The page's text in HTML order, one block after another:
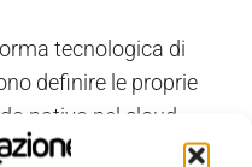
tecnologica di
definire le proprie
nativo nel cloud.